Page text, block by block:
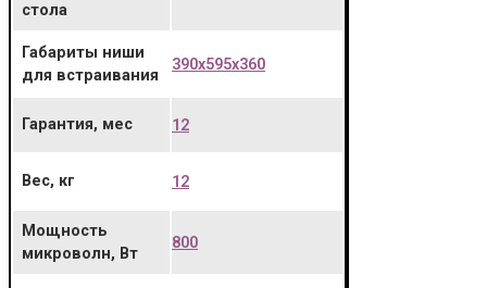
стола
Габариты ниши
для встраивания
390x595x360
Гарантия, мес 12
Вес, кг 12
Мощность
микроволн, Вт
800